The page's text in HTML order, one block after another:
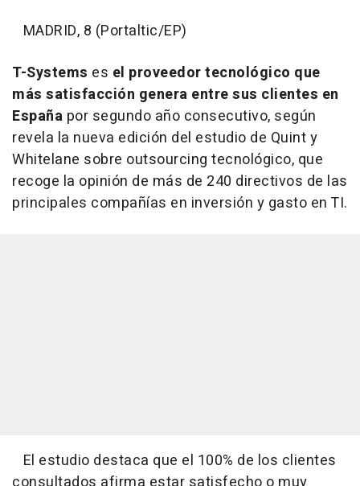
MADRID, 8 (Portaltic/EP)
T-Systems es el proveedor tecnológico que
más satisfacción genera entre sus clientes en
España por segundo año consecutivo, según
revela la nueva edición del estudio de Quint y
Whitelane sobre outsourcing tecnológico, que
recoge la opinión de más de 240 directivos de las
principales compañías en inversión y gasto en TI.
El estudio destaca que el 100% de los clientes